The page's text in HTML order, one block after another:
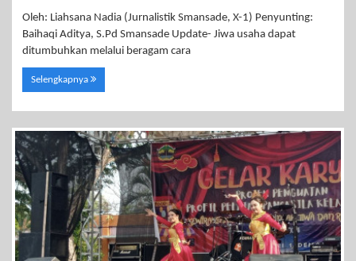
Oleh: Liahsana Nadia (Jurnalistik Smansade, X-1) Penyunting:
Baihaqi Aditya, S.Pd Smansade Update- Jiwa usaha dapat
ditumbuhkan melalui beragam cara
Selengkapnya